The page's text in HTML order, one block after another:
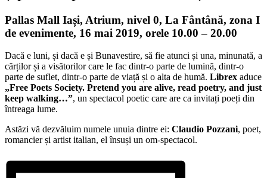
Pallas Mall Iași, Atrium, nivel 0, La Fântână, zona I
de evenimente, 16 mai 2019, orele 10.00 – 20.00
Dacă e luni, și dacă e și Bunavestire, să fie atunci și una, minunată, a
cărților și a visătorilor care le fac dintr-o parte de lumină, dintr-o
parte de suflet, dintr-o parte de viață și o alta de humă. Librex aduce
„Free Poets Society. Pretend you are alive, read poetry, and just
keep walking…”, un spectacol poetic care are ca invitați poeți din
întreaga lume.
Astăzi vă dezvăluim numele unuia dintre ei: Claudio Pozzani, poet,
romancier și artist italian, el însuși un om-spectacol.